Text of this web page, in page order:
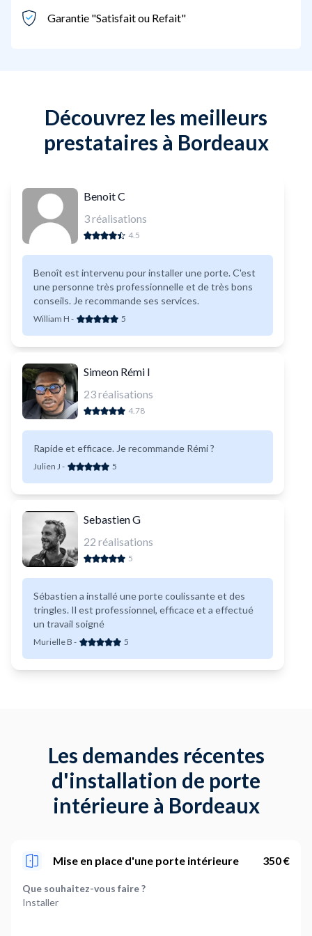
Garantie "Satisfait ou Refait"
Découvrez les meilleurs
prestataires à Bordeaux
Benoit C
3réalisations
4.5
Benoît est intervenu pour installer une porte. C'est
une personne très professionnelle et de très bons
conseils. Je recommande ses services.
William H - 5
Simeon Rémi I
23réalisations
4.78
Rapide et efficace. Je recommande Rémi ?
Julien J - 5
Sebastien G
22 réalisations
5
Sébastien a installé une porte coulissante et des
tringles. Il est professionnel, efficace et a effectué
un travail soigné
Murielle B - 5
Les demandes récentes
d'installation de porte
intérieure à Bordeaux
Mise en place d'une porte intérieure 350 €
Que souhaitez-vous faire ?
Installer